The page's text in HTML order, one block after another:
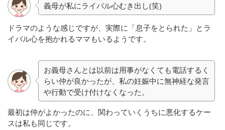
義母が私にライバル心むき出し(笑)
ドラマのような感じですが、実際に「息子をとられた」とラ
イバル心を抱かれるママもいるようです。
お義母さんとは以前は用事がなくても電話するく
らい仲が良かったが、私の妊娠中に無神経な発言
や行動で受け付けなくなった。
最初は仲がよかったのに、関わっていくうちに悪化するケー
スは私も同じです。